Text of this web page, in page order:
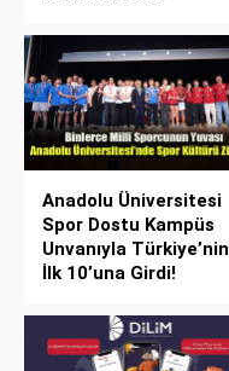
Anadolu Üniversitesi
Spor Dostu Kampüs
Unvanıyla Türkiye’nin
İlk 10’una Girdi!